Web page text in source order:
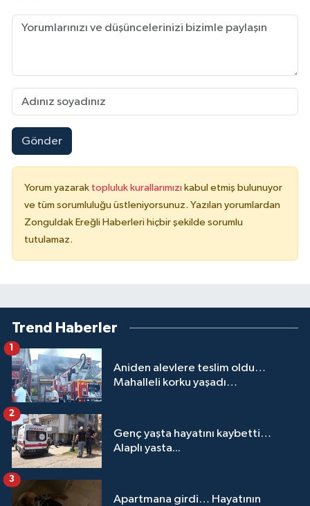
Gönder
Yorum yazarak topluluk kurallarımızı kabul etmiş bulunuyor
ve tüm sorumluluğu üstleniyorsunuz. Yazılan yorumlardan
Zonguldak Ereğli Haberleri hiçbir şekilde sorumlu
tutulamaz.
Trend Haberler
Aniden alevlere teslim oldu…
Mahalleli korku yaşadı…
1
Genç yaşta hayatını kaybetti…
Alaplı yasta...
2
Apartmana girdi… Hayatının
3